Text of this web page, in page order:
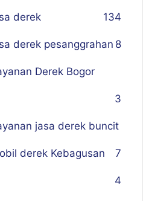
derek 134
derek pesanggrahan 8
Derek Bogor
3
jasa derek buncit
7
derek Kebagusan
4